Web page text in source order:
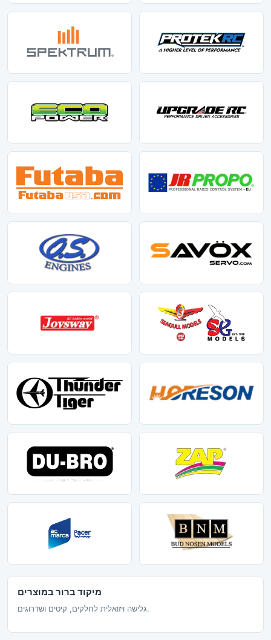
מיקוד ברור במוצרים
גלישה ויזואלית לחלקים, קיטים ושדרוגים.